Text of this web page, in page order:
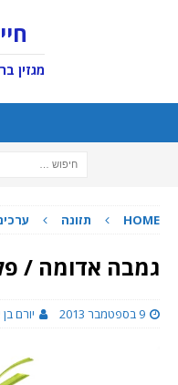
מגזין
HOME תזונה
גמבה אדומה /
9 בספטמבר 2013 יורם